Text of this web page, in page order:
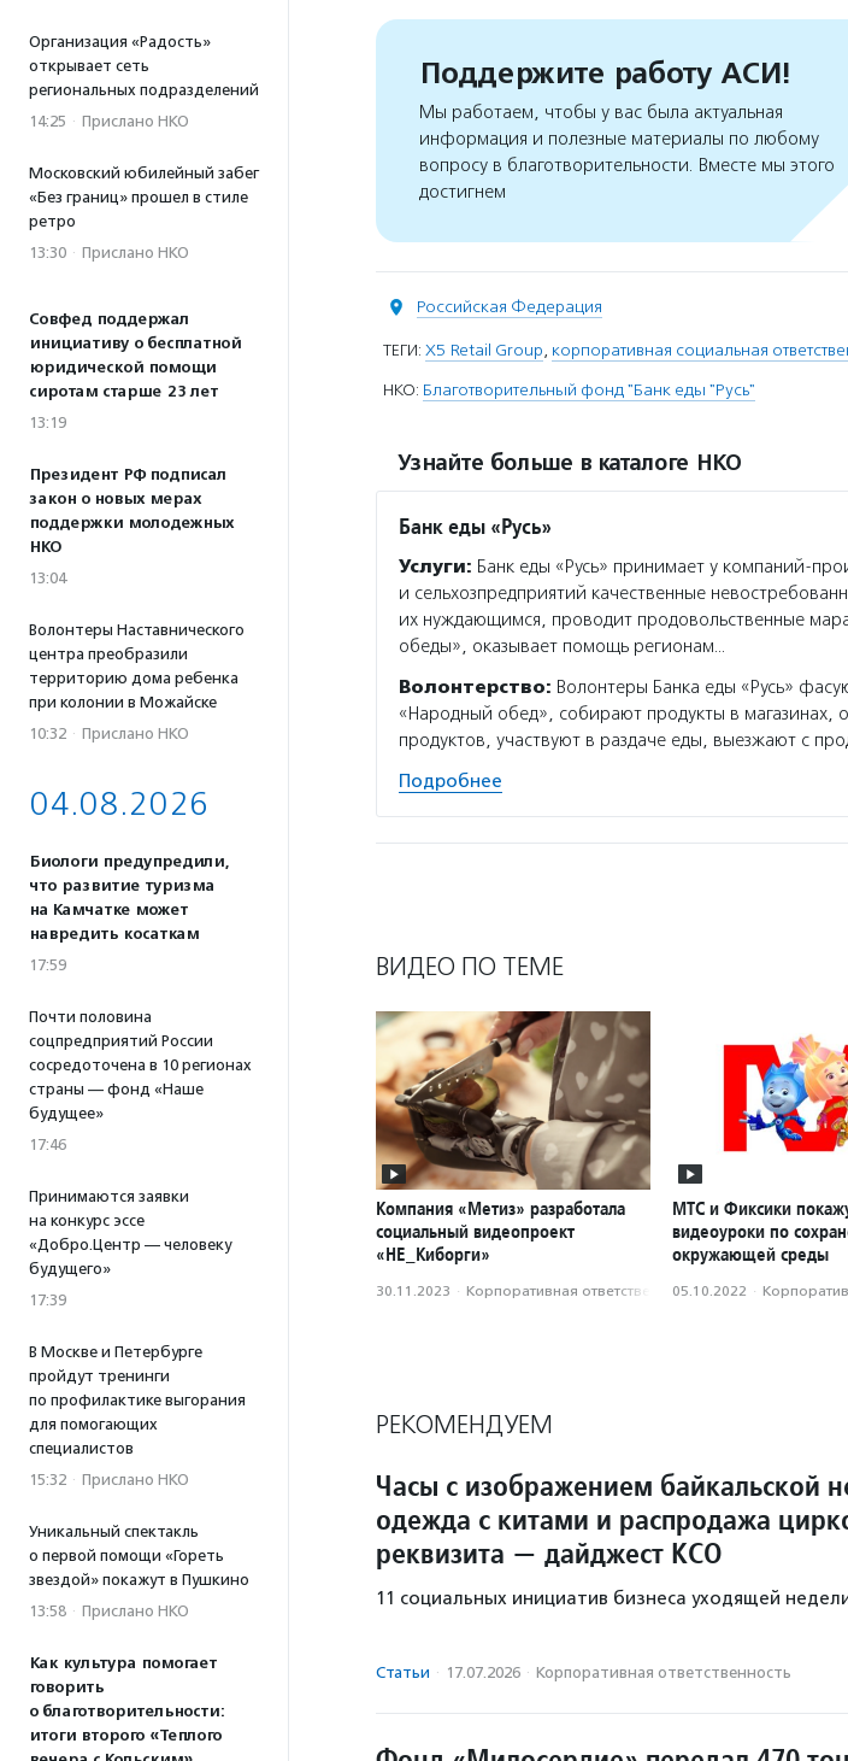
Организация «Радость»
открывает сеть
региональных подразделений
14:25 · Прислано НКО
Московский юбилейный забег
«Без границ» прошел в стиле
ретро
13:30 · Прислано НКО
Совфед поддержал
инициативу о бесплатной
юридической помощи
сиротам старше 23 лет
13:19
Президент РФ подписал
закон о новых мерах
поддержки молодежных
НКО
13:04
Волонтеры Наставнического
центра преобразили
территорию дома ребенка
при колонии в Можайске
10:32 · Прислано НКО
04.08.2026
Биологи предупредили,
что развитие туризма
на Камчатке может
навредить косаткам
17:59
Почти половина
соцпредприятий России
сосредоточена в 10 регионах
страны — фонд «Наше
будущее»
17:46
Принимаются заявки
на конкурс эссе
«Добро.Центр — человеку
будущего»
17:39
В Москве и Петербурге
пройдут тренинги
по профилактике выгорания
для помогающих
специалистов
15:32 · Прислано НКО
Уникальный спектакль
о первой помощи «Гореть
звездой» покажут в Пушкино
13:58 · Прислано НКО
Как культура помогает
говорить
о благотворительности:
итоги второго «Теплого
Поддержите работу АСИ!
Мы работаем, чтобы у вас была актуальная
информация и полезные материалы по любому
вопросу в благотворительности. Вместе мы этого
достигнем
Российская Федерация
ТЕГИ: X5 Retail Group, корпоративная социальная
НКО: Благотворительный фонд "Банк еды "Русь"
Узнайте больше в каталоге НКО
Банк еды «Русь»
Услуги: Банк еды «Русь» принимает у компаний-
и сельхозпредприятий качественные
их нуждающимся, проводит продовольственные
обеды», оказывает помощь регионам…
Волонтерство: Волонтеры Банка еды «Русь»
«Народный обед», собирают продукты в магазинах,
продуктов, участвуют в раздаче еды, выезжают с
Подробнее
ВИДЕО ПО ТЕМЕ
Компания «Метиз» разработала
социальный видеопроект
«НЕ_Киборги»
30.11.2023 · Корпоративная ответственность
МТС и Фиксики
видеоуроки по
окружающей среды
05.10.2022 ·
РЕКОМЕНДУЕМ
Часы с изображением байкальской
одежда с китами и распродажа
реквизита — дайджест КСО
11 социальных инициатив бизнеса уходящей
Статьи · 17.07.2026 · Корпоративная ответственность